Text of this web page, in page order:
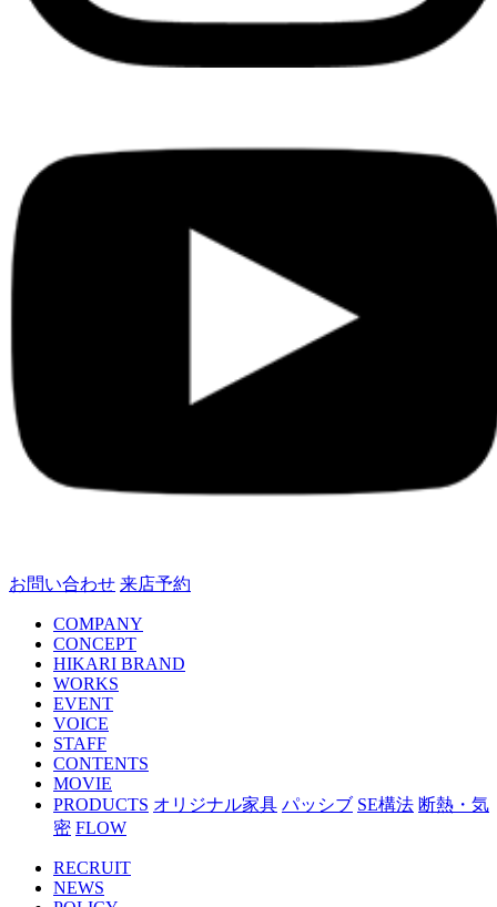
お問い合わせ 来店予約
COMPANY
CONCEPT
HIKARI BRAND
WORKS
EVENT
VOICE
STAFF
CONTENTS
MOVIE
PRODUCTS オリジナル家具 パッシブ SE構法 断熱・気
密 FLOW
RECRUIT
NEWS